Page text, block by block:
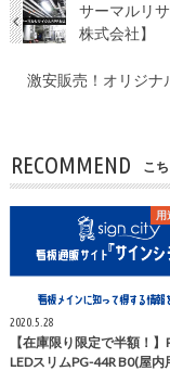
サーマルリ
株式会社】
激安販売！オリジナ
RECOMMEND こ
用
2020.5.28
【在庫限り限定で半額！】
LEDスリムPG-44R B0(屋